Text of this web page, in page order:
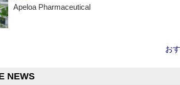
Apeloa Pharmaceutical
お
NEWS